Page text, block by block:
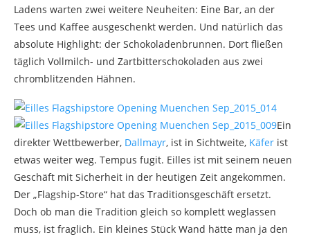
Ladens warten zwei weitere Neuheiten: Eine Bar, an der
Tees und Kaffee ausgeschenkt werden. Und natürlich das
absolute Highlight: der Schokoladenbrunnen. Dort fließen
täglich Vollmilch- und Zartbitterschokoladen aus zwei
chromblitzenden Hähnen.
Ein
direkter Wettbewerber, Dallmayr, ist in Sichtweite, Käfer ist
etwas weiter weg. Tempus fugit. Eilles ist mit seinem neuen
Geschäft mit Sicherheit in der heutigen Zeit angekommen.
Der „Flagship-Store“ hat das Traditionsgeschäft ersetzt.
Doch ob man die Tradition gleich so komplett weglassen
muss, ist fraglich. Ein kleines Stück Wand hätte man ja den